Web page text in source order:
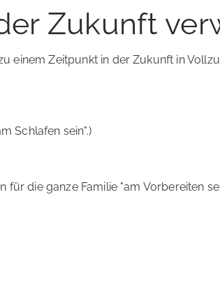
Zukunft
einem Zeitpunkt in der Zukunft in
Schlafen sein".)
die ganze Familie "am Vorbereiten